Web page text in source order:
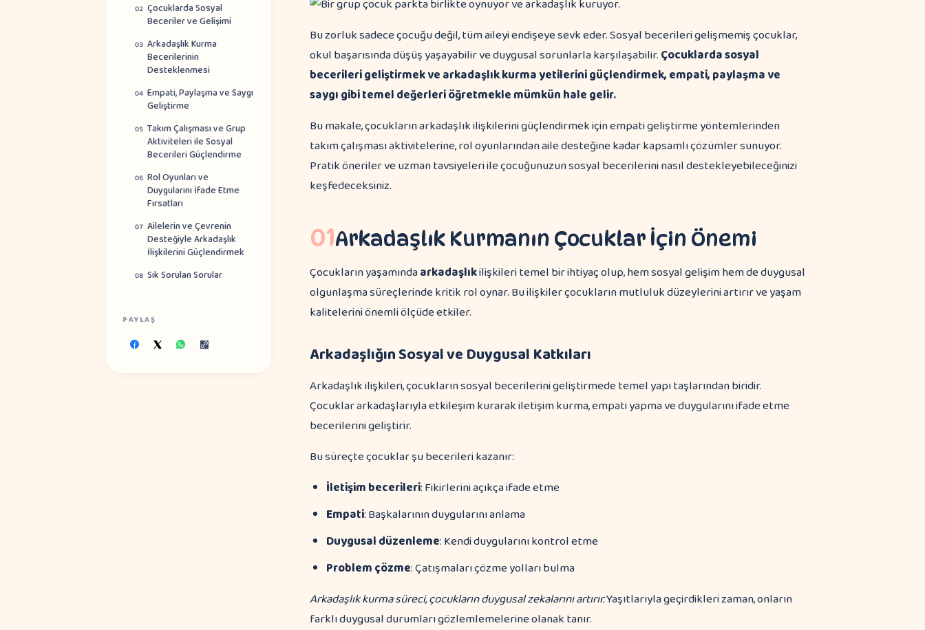
02 Çocuklarda Sosyal
Beceriler ve Gelişimi
03 Arkadaşlık Kurma
Becerilerinin
Desteklenmesi
04 Empati, Paylaşma ve Saygı
Geliştirme
05 Takım Çalışması ve Grup
Aktiviteleri ile Sosyal
Becerileri Güçlendirme
06 Rol Oyunları ve
Duygularını İfade Etme
Fırsatları
07 Ailelerin ve Çevrenin
Desteğiyle Arkadaşlık
İlişkilerini Güçlendirmek
08 Sık Sorulan Sorular
PAYLAŞ
Bu zorluk sadece çocuğu değil, tüm aileyi endişeye sevk eder. Sosyal becerileri gelişmemiş çocuklar,
okul başarısında düşüş yaşayabilir ve duygusal sorunlarla karşılaşabilir.Çocuklarda sosyal
becerileri geliştirmek ve arkadaşlık kurma yetilerini güçlendirmek, empati, paylaşma ve
saygı gibi temel değerleri öğretmekle mümkün hale gelir.
Bu makale, çocukların arkadaşlık ilişkilerini güçlendirmek için empati geliştirme yöntemlerinden
takım çalışması aktivitelerine, rol oyunlarından aile desteğine kadar kapsamlı çözümler sunuyor.
Pratik öneriler ve uzman tavsiyeleri ile çocuğunuzun sosyal becerilerini nasıl destekleyebileceğinizi
keşfedeceksiniz.
01Arkadaşlık Kurmanın Çocuklar İçin Önemi
Çocukların yaşamındaarkadaşlıkilişkileri temel bir ihtiyaç olup, hem sosyal gelişim hem de duygusal
olgunlaşma süreçlerinde kritik rol oynar. Bu ilişkiler çocukların mutluluk düzeylerini artırır ve yaşam
kalitelerini önemli ölçüde etkiler.
Arkadaşlığın Sosyal ve Duygusal Katkıları
Arkadaşlık ilişkileri, çocukların sosyal becerilerini geliştirmede temel yapı taşlarından biridir.
Çocuklar arkadaşlarıyla etkileşim kurarak iletişim kurma, empati yapma ve duygularını ifade etme
becerilerini geliştirir.
Bu süreçte çocuklar şu becerileri kazanır:
İletişim becerileri: Fikirlerini açıkça ifade etme
Empati: Başkalarının duygularını anlama
Duygusal düzenleme: Kendi duygularını kontrol etme
Problem çözme: Çatışmaları çözme yolları bulma
Arkadaşlık kurma süreci, çocukların duygusal zekalarını artırır.Yaşıtlarıyla geçirdikleri zaman, onların
farklı duygusal durumları gözlemlemelerine olanak tanır.